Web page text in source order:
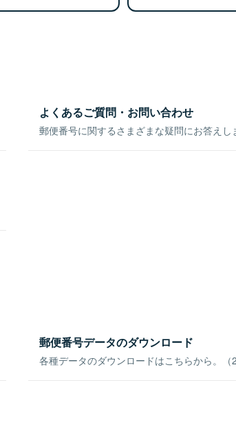
よくあるご質問・お問い合わせ
郵便番号に関するさまざまな疑問にお答えし
郵便番号データのダウンロード
各種データのダウンロードはこちらから。（